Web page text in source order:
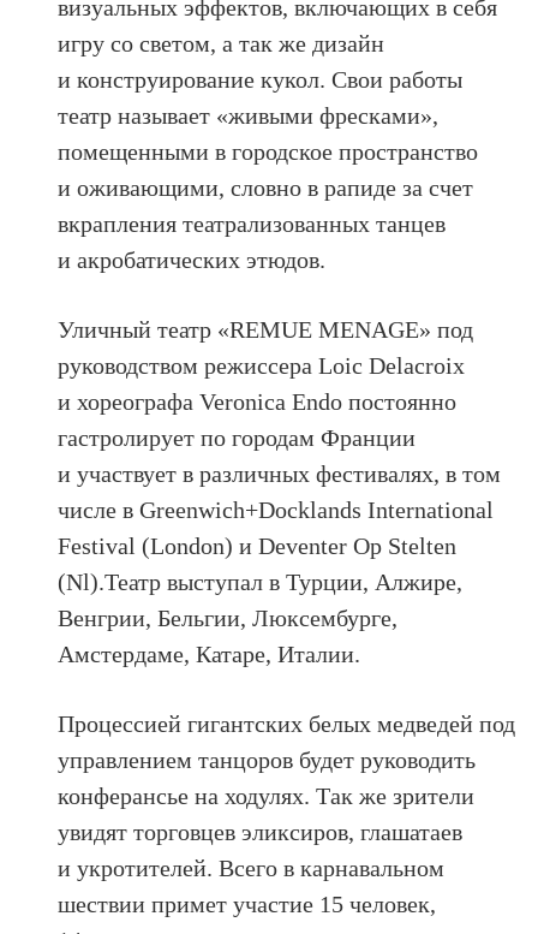
визуальных эффектов, включающих в себя
игру со светом, а так же дизайн
и конструирование кукол. Свои работы
театр называет «живыми фресками»,
помещенными в городское пространство
и оживающими, словно в рапиде за счет
вкрапления театрализованных танцев
и акробатических этюдов.
Уличный театр «REMUE MENAGE» под
руководством режиссера Loic Delacroix
и хореографа Veronica Endo постоянно
гастролирует по городам Франции
и участвует в различных фестивалях, в том
числе в Greenwich+Docklands International
Festival (London) и Deventer Op Stelten
(Nl).Театр выступал в Турции, Алжире,
Венгрии, Бельгии, Люксембурге,
Амстердаме, Катаре, Италии.
Процессией гигантских белых медведей под
управлением танцоров будет руководить
конферансье на ходулях. Так же зрители
увидят торговцев эликсиров, глашатаев
и укротителей. Всего в карнавальном
шествии примет участие 15 человек,